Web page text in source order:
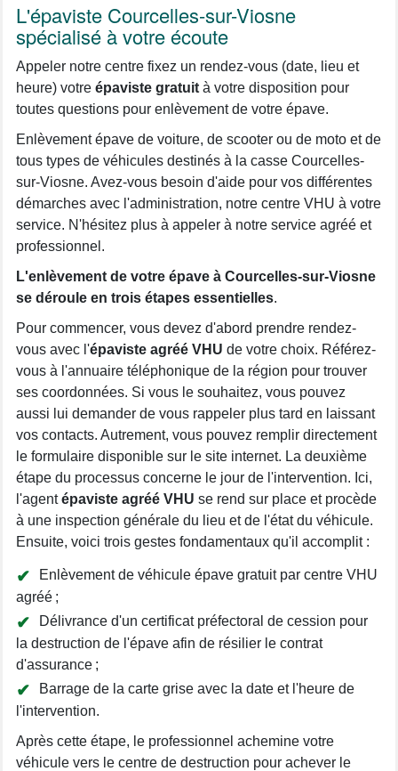
L'épaviste Courcelles-sur-Viosne
spécialisé à votre écoute
Appeler notre centre fixez un rendez-vous (date, lieu et
heure) votre épaviste gratuit à votre disposition pour
toutes questions pour enlèvement de votre épave.
Enlèvement épave de voiture, de scooter ou de moto et de
tous types de véhicules destinés à la casse Courcelles-
sur-Viosne. Avez-vous besoin d'aide pour vos différentes
démarches avec l'administration, notre centre VHU à votre
service. N'hésitez plus à appeler à notre service agréé et
professionnel.
L'enlèvement de votre épave à Courcelles-sur-Viosne
se déroule en trois étapes essentielles.
Pour commencer, vous devez d'abord prendre rendez-
vous avec l'épaviste agréé VHU de votre choix. Référez-
vous à l'annuaire téléphonique de la région pour trouver
ses coordonnées. Si vous le souhaitez, vous pouvez
aussi lui demander de vous rappeler plus tard en laissant
vos contacts. Autrement, vous pouvez remplir directement
le formulaire disponible sur le site internet. La deuxième
étape du processus concerne le jour de l'intervention. Ici,
l'agentépaviste agréé VHU se rend sur place et procède
à une inspection générale du lieu et de l'état du véhicule.
Ensuite, voici trois gestes fondamentaux qu'il accomplit :
Enlèvement de véhicule épave gratuit par centre VHU
agréé ;
Délivrance d'un certificat préfectoral de cession pour
la destruction de l'épave afin de résilier le contrat
d'assurance ;
Barrage de la carte grise avec la date et l'heure de
l'intervention.
Après cette étape, le professionnel achemine votre
véhicule vers le centre de destruction pour achever le